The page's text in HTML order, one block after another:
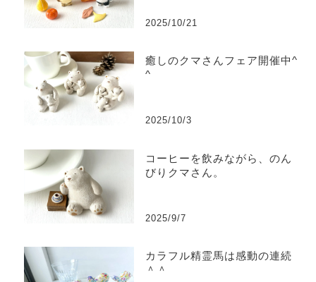
2025/10/21
癒しのクマさんフェア開催中^
^
2025/10/3
コーヒーを飲みながら、のん
びりクマさん。
2025/9/7
カラフル精霊馬は感動の連続
＾＾